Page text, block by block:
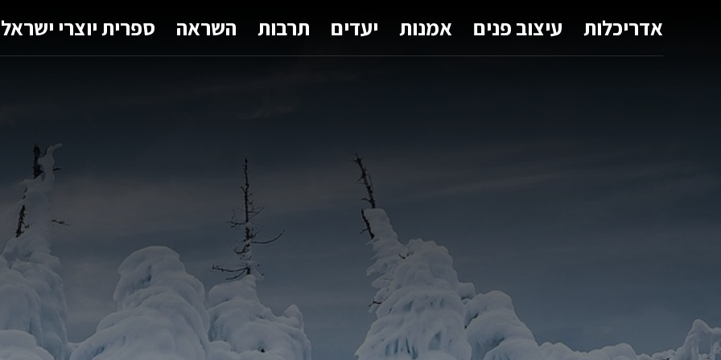
אדריכלות עיצוב פנים אמנות יעדים תרבות השראה ספרית יוצרי ישראל